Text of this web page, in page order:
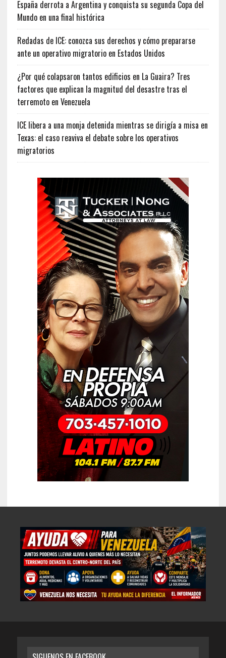
España derrota a Argentina y conquista su segunda Copa del
Mundo en una final histórica
Redadas de ICE: conozca sus derechos y cómo prepararse
ante un operativo migratorio en Estados Unidos
¿Por qué colapsaron tantos edificios en La Guaira? Tres
factores que explican la magnitud del desastre tras el
terremoto en Venezuela
ICE libera a una monja detenida mientras se dirigía a misa en
Texas: el caso reaviva el debate sobre los operativos
migratorios